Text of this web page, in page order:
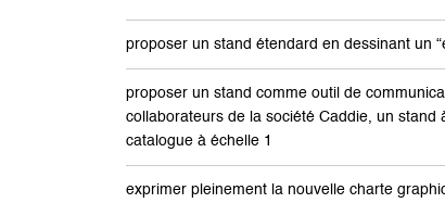
proposer un stand étendard en dessinant un
proposer un stand comme outil de
collaborateurs de la société Caddie, un stand à
catalogue à échelle 1
exprimer pleinement la nouvelle charte